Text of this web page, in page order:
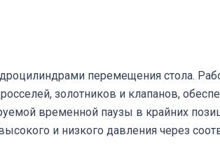
перемещения стола.
золотников и клапанов,
временной паузы в крайних
и низкого давления через